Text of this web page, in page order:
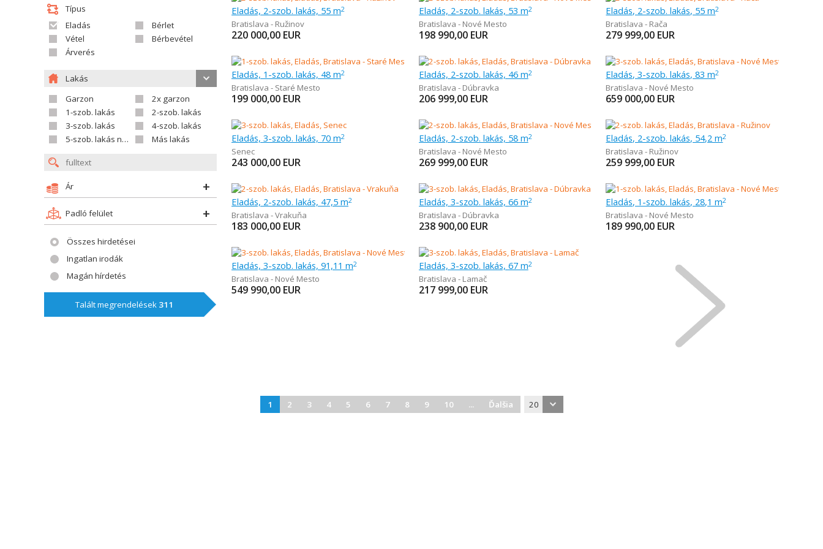
Típus
Eladás
Bérlet
Vétel
Bérbevétel
Árverés
Lakás
Garzon
2x garzon
1-szob. lakás
2-szob. lakás
3-szob. lakás
4-szob. lakás
5-szob. lakás nagyobb
Más lakás
Ár
Padló felület
Összes hirdetései
Ingatlan irodák
Magán hírdetés
Talált megrendelések 311
Eladás, 2-szob. lakás, 55 m2
Bratislava - Ružinov
220 000,00 EUR
Eladás, 2-szob. lakás, 53 m2
Bratislava - Nové Mesto
198 990,00 EUR
Eladás, 2-szob. lakás, 55 m2
Bratislava - Rača
279 999,00 EUR
Eladás, 1-szob. lakás, 48 m2
Bratislava - Staré Mesto
199 000,00 EUR
Eladás, 2-szob. lakás, 46 m2
Bratislava - Dúbravka
206 999,00 EUR
Eladás, 3-szob. lakás, 83 m2
Bratislava - Nové Mesto
659 000,00 EUR
Eladás, 3-szob. lakás, 70 m2
Senec
243 000,00 EUR
Eladás, 2-szob. lakás, 58 m2
Bratislava - Nové Mesto
269 999,00 EUR
Eladás, 2-szob. lakás, 54,2 m2
Bratislava - Ružinov
259 999,00 EUR
Eladás, 2-szob. lakás, 47,5 m2
Bratislava - Vrakuňa
183 000,00 EUR
Eladás, 3-szob. lakás, 66 m2
Bratislava - Dúbravka
238 900,00 EUR
Eladás, 1-szob. lakás, 28,1 m2
Bratislava - Nové Mesto
189 990,00 EUR
Eladás, 3-szob. lakás, 91,11 m2
Bratislava - Nové Mesto
549 990,00 EUR
Eladás, 3-szob. lakás, 67 m2
Bratislava - Lamač
217 999,00 EUR
1 2 3 4 5 6 7 8 9 10 ... Ďalšia 20